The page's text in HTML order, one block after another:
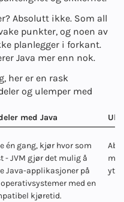
Absolutt ikke. Som all
punkter, og noen av
planlegger i forkant.
Java mer enn nok.
her er en rask
og ulemper med
med Java
én gang, kjør hvor som
- JVM gjør det mulig å
Java-applikasjoner på
med en
kjøretid.